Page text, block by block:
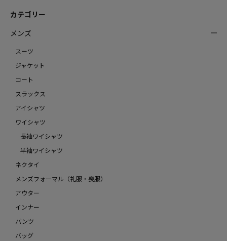
カテゴリー
メンズ
スーツ
ジャケット
コート
スラックス
アイシャツ
ワイシャツ
長袖ワイシャツ
半袖ワイシャツ
ネクタイ
メンズフォーマル（礼服・喪服）
アウター
インナー
パンツ
バッグ